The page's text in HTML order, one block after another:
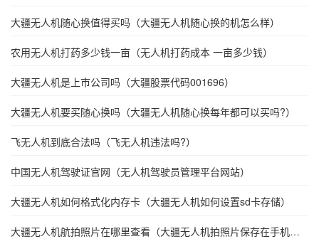
大疆无人机随心换值得买吗（大疆无人机随心换的机怎么样）
农用无人机打药多少钱一亩（无人机打药成本 一亩多少钱）
大疆无人机是上市公司吗（大疆股票代码001696）
大疆无人机要买随心换吗（大疆无人机随心换每年都可以买吗?）
飞无人机到底合法吗（飞无人机违法吗?）
中国无人机驾驶证官网（无人机驾驶员管理平台网站）
大疆无人机如何格式化内存卡（大疆无人机如何设置sd卡存储）
大疆无人机航拍照片在哪里查看（大疆无人机拍照片保存在手机哪